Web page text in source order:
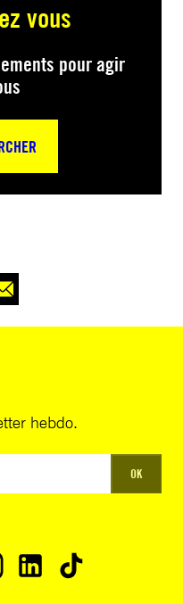
vous
pour agir
hebdo.
OK